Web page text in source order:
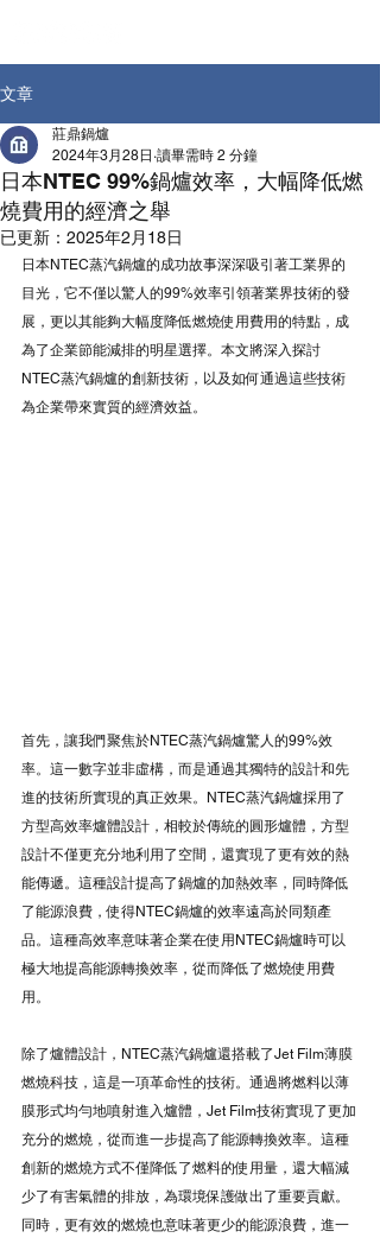
文章
日本NTEC 99%鍋爐效率，大幅降低燃
燒費用的經濟之舉
莊鼎鍋爐
2024年3月28日 讀畢需時 2 分鐘
已更新： 2025年2月18日
日本NTEC蒸汽鍋爐的成功故事深深吸引著工業界的
目光，它不僅以驚人的99%效率引領著業界技術的發
展，更以其能夠大幅度降低燃燒使用費用的特點，成
為了企業節能減排的明星選擇。本文將深入探討
NTEC蒸汽鍋爐的創新技術，以及如何通過這些技術
為企業帶來實質的經濟效益。
首先，讓我們聚焦於NTEC蒸汽鍋爐驚人的99%效
率。這一數字並非虛構，而是通過其獨特的設計和先
進的技術所實現的真正效果。NTEC蒸汽鍋爐採用了
方型高效率爐體設計，相較於傳統的圓形爐體，方型
設計不僅更充分地利用了空間，還實現了更有效的熱
能傳遞。這種設計提高了鍋爐的加熱效率，同時降低
了能源浪費，使得NTEC鍋爐的效率遠高於同類產
品。這種高效率意味著企業在使用NTEC鍋爐時可以
極大地提高能源轉換效率，從而降低了燃燒使用費
用。
除了爐體設計，NTEC蒸汽鍋爐還搭載了Jet Film薄膜
燃燒科技，這是一項革命性的技術。通過將燃料以薄
膜形式均勻地噴射進入爐體，Jet Film技術實現了更加
充分的燃燒，從而進一步提高了能源轉換效率。這種
創新的燃燒方式不僅降低了燃料的使用量，還大幅減
少了有害氣體的排放，為環境保護做出了重要貢獻。
同時，更有效的燃燒也意味著更少的能源浪費，進一